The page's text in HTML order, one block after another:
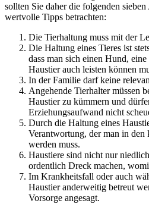
sollten Sie daher die folgenden
wertvolle Tipps betrachten:
Die Tierhaltung muss mit der
Die Haltung eines Tieres ist
dass man sich einen Hund,
Haustier auch leisten können
In der Familie darf keine
Angehende Tierhalter müssen
Haustier zu kümmern und
Erziehungsaufwand nicht
Durch die Haltung eines
Verantwortung, der man in den
werden muss.
Haustiere sind nicht nur
ordentlich Dreck machen,
Im Krankheitsfall oder auch
Haustier anderweitig betreut
Vorsorge angesagt.